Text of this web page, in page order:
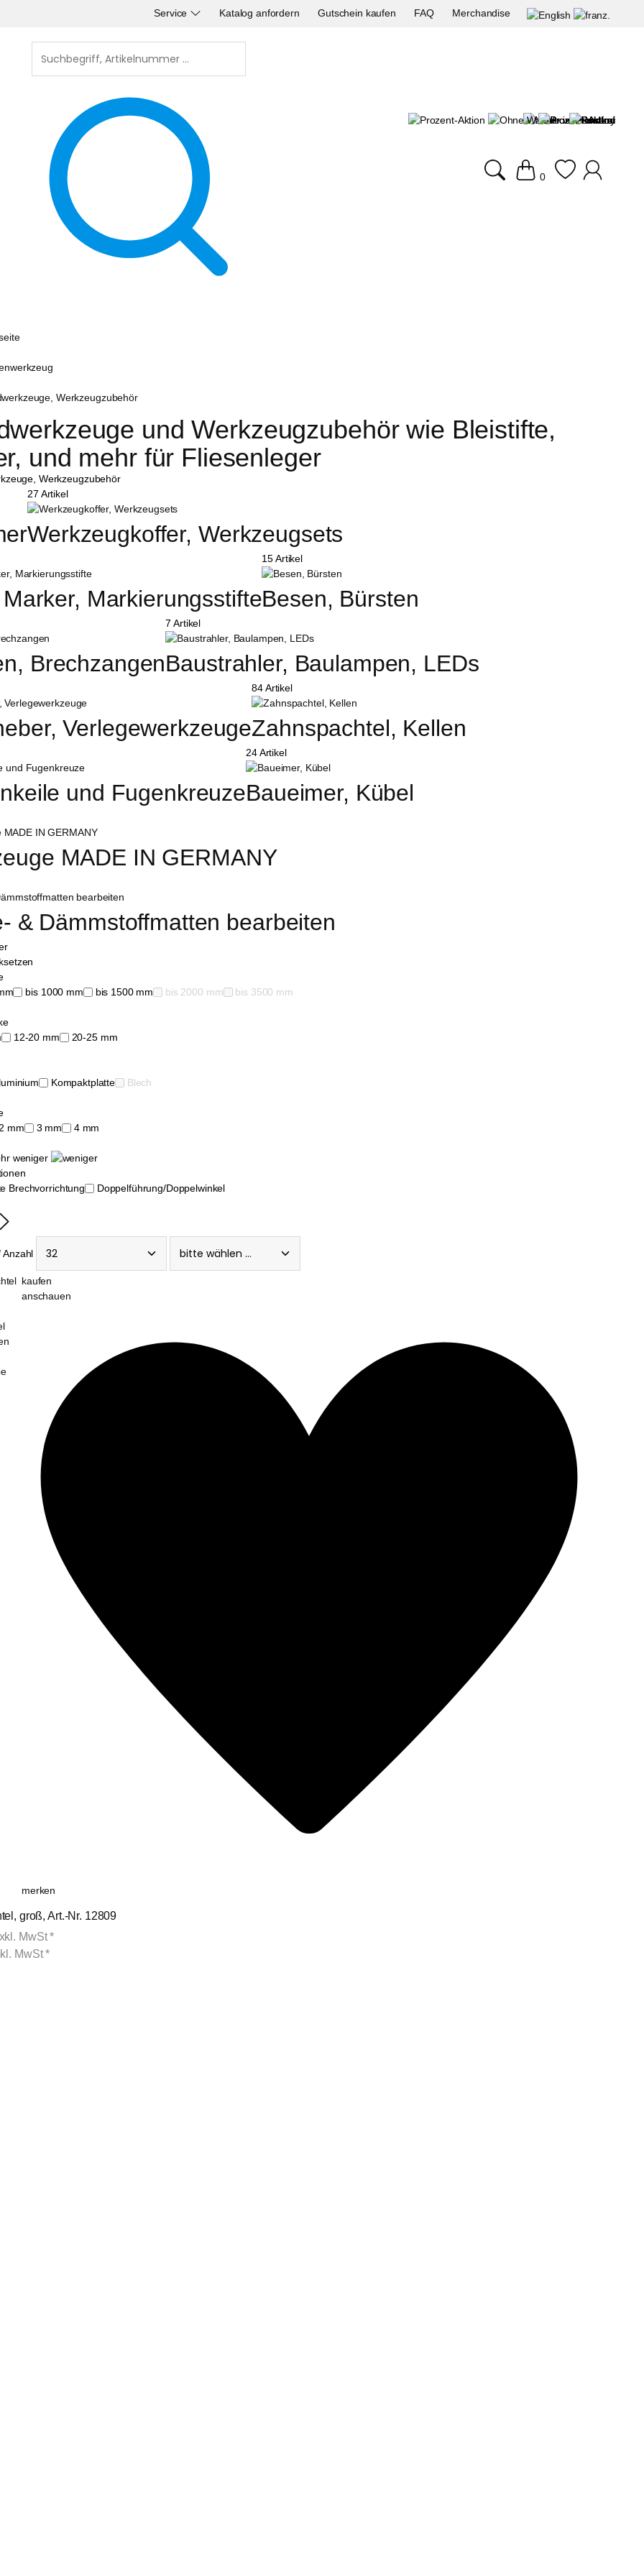
Service Katalog anfordern Gutschein kaufen FAQ Merchandise
0
Werkzeugzubehör
und Werkzeugzubehör wie Bleistifte,
und mehr für Fliesenleger
27 Artikel
Werkzeugkoffer, Werkzeugsets
Markierungsstifte
15 Artikel
Besen, Bürsten
Brechzangen
7 Artikel
Baustrahler, Baulampen, LEDs
Verlegewerkzeuge
84 Artikel
Zahnspachtel, Kellen
und Fugenkreuze
24 Artikel
Baueimer, Kübel
MADE IN GERMANY
& Dämmstoffmatten bearbeiten
bis 1000 mm bis 1500 mm bis 2000 mm
bis 3500 mm
12-20 mm
20-25 mm
Kompaktplatte
Blech
2 mm 3 mm
4 mm
weniger
Brechvorrichtung
Doppelführung/Doppelwinkel
Anzahl
kaufen
anschauen
merken
groß, Art.-Nr. 12809
MwSt *
MwSt *